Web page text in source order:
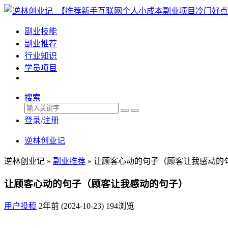
副业技能
副业推荐
行业知识
学员项目
搜索
登录/注册
逆林创业记
逆林创业记 » 副业推荐 » 让顾客心动的句子（顾客让我感动的
让顾客心动的句子（顾客让我感动的句子）
用户投稿 2年前 (2024-10-23) 194浏览